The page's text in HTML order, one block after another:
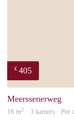
€ 405
Meerssenerweg
16 m2 · 3 kamers ·